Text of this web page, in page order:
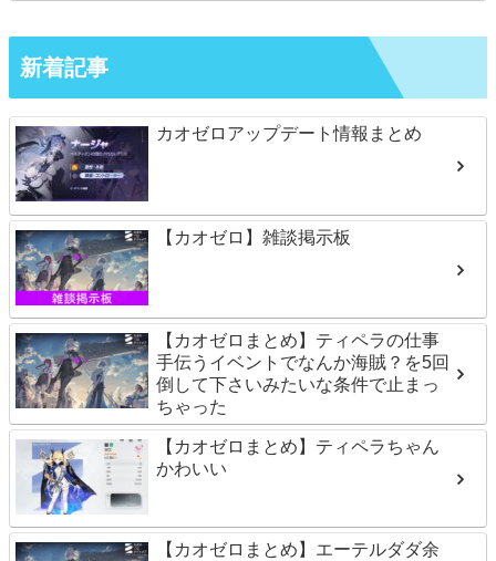
新着記事
カオゼロアップデート情報まとめ
【カオゼロ】雑談掲示板
【カオゼロまとめ】ティペラの仕事
手伝うイベントでなんか海賊？を5回
倒して下さいみたいな条件で止まっ
ちゃった
【カオゼロまとめ】ティペラちゃん
かわいい
【カオゼロまとめ】エーテルダダ余